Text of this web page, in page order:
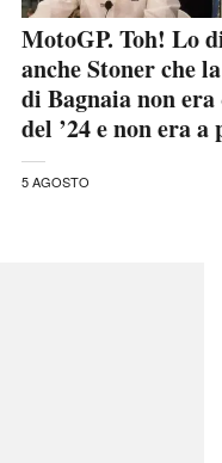
MotoGP. Toh! Lo
anche Stoner che
di Bagnaia non
del ’24 e non era
5 AGOSTO